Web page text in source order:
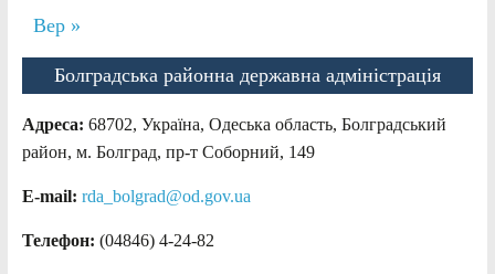
Вер »
Болградська районна державна адміністрація
Адреса: 68702, Україна, Одеська область, Болградський
район, м. Болград, пр-т Соборний, 149
E-mail: rda_bolgrad@od.gov.ua
Телефон: (04846) 4-24-82